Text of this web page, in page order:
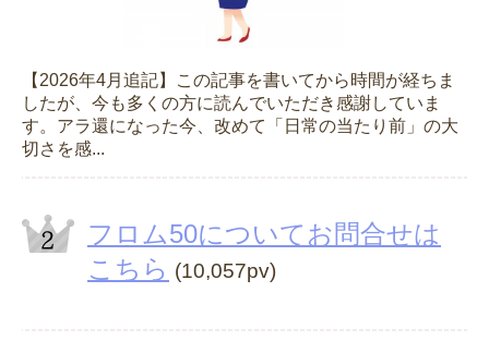
【2026年4月追記】この記事を書いてから時間が経ちま
したが、今も多くの方に読んでいただき感謝していま
す。アラ還になった今、改めて「日常の当たり前」の大
切さを感...
フロム50についてお問合せは
こちら (10,057pv)